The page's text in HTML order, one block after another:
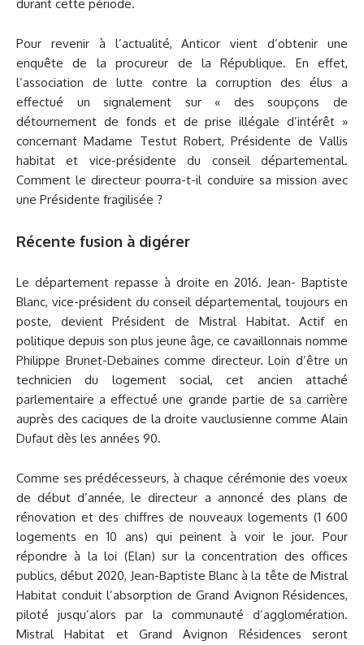
durant cette période.
Pour revenir à l’actualité, Anticor vient d’obtenir une
enquête de la procureur de la République. En effet,
l’association de lutte contre la corruption des élus a
effectué un signalement sur « des soupçons de
détournement de fonds et de prise illégale d’intérêt »
concernant Madame Testut Robert, Présidente de Vallis
habitat et vice-présidente du conseil départemental.
Comment le directeur pourra-t-il conduire sa mission avec
une Présidente fragilisée ?
Récente fusion à digérer
Le département repasse à droite en 2016. Jean- Baptiste
Blanc, vice-président du conseil départemental, toujours en
poste, devient Président de Mistral Habitat. Actif en
politique depuis son plus jeune âge, ce cavaillonnais nomme
Philippe Brunet-Debaines comme directeur. Loin d’être un
technicien du logement social, cet ancien attaché
parlementaire a effectué une grande partie de sa carrière
auprès des caciques de la droite vauclusienne comme Alain
Dufaut dès les années 90.
Comme ses prédécesseurs, à chaque cérémonie des voeux
de début d’année, le directeur a annoncé des plans de
rénovation et des chiffres de nouveaux logements (1 600
logements en 10 ans) qui peinent à voir le jour. Pour
répondre à la loi (Elan) sur la concentration des offices
publics, début 2020, Jean-Baptiste Blanc à la tête de Mistral
Habitat conduit l’absorption de Grand Avignon Résidences,
piloté jusqu’alors par la communauté d’agglomération.
Mistral Habitat et Grand Avignon Résidences seront